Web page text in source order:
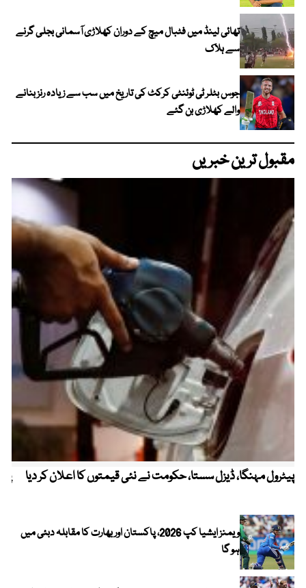
تھائی لینڈ میں فٹبال میچ کے دوران کھلاڑی آسمانی بجلی گرنے
سے ہلاک
جوس بٹلر ٹی ٹوئنٹی کرکٹ کی تاریخ میں سب سے زیادہ رنز بنانے
والے کھلاڑی بن گئے
مقبول ترین خبریں
پیٹرول مہنگا، ڈیزل سستا، حکومت نے نئی قیمتوں کا اعلان کر دیا
ویمنز ایشیا کپ 2026، پاکستان اور بھارت کا مقابلہ دبئی میں
ہو گا